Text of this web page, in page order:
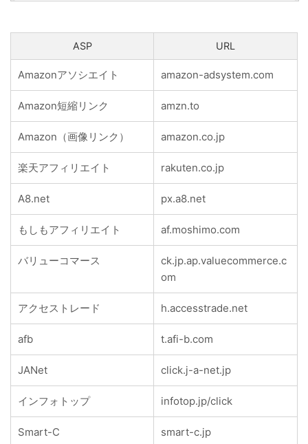
ASP URL
Amazonアソシエイト amazon-adsystem.com
Amazon短縮リンク amzn.to
Amazon（画像リンク） amazon.co.jp
楽天アフィリエイト rakuten.co.jp
A8.net px.a8.net
もしもアフィリエイト af.moshimo.com
バリューコマース
ck.jp.ap.valuecommerce.c
om
アクセストレード h.accesstrade.net
afb t.afi-b.com
JANet click.j-a-net.jp
インフォトップ infotop.jp/click
Smart-C smart-c.jp